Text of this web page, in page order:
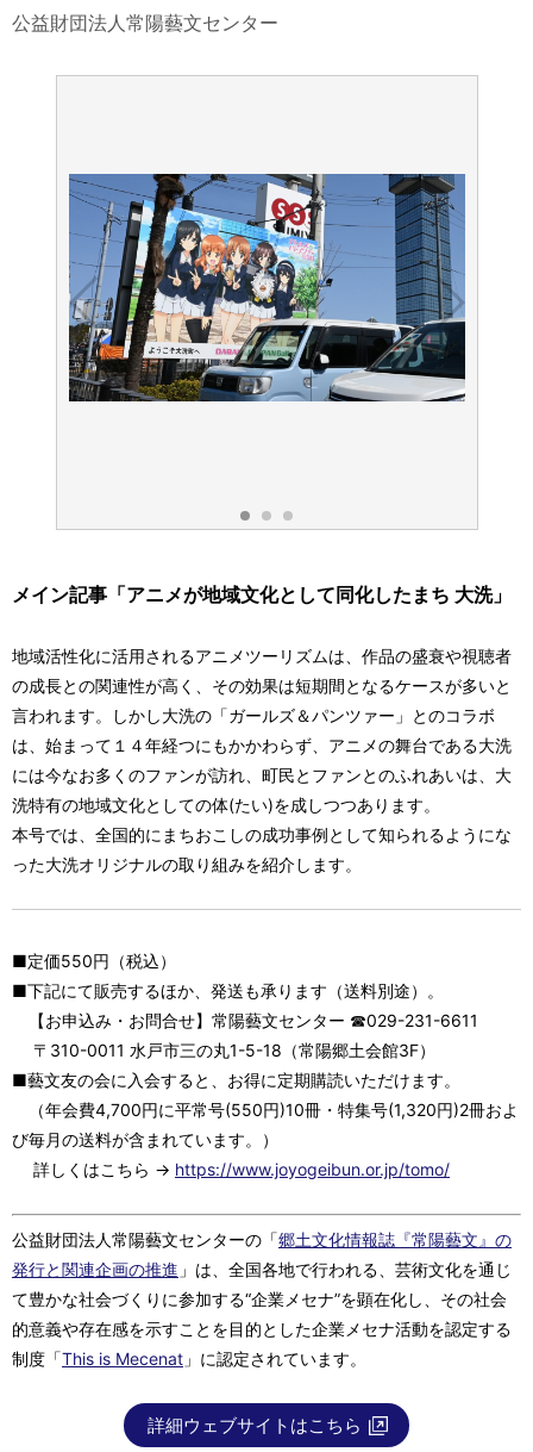
公益財団法人常陽藝文センター
メイン記事「アニメが地域文化として同化したまち 大洗」
地域活性化に活用されるアニメツーリズムは、作品の盛衰や視聴者
の成長との関連性が高く、その効果は短期間となるケースが多いと
言われます。しかし大洗の「ガールズ＆パンツァー」とのコラボ
は、始まって１４年経つにもかかわらず、アニメの舞台である大洗
には今なお多くのファンが訪れ、町民とファンとのふれあいは、大
洗特有の地域文化としての体(たい)を成しつつあります。
本号では、全国的にまちおこしの成功事例として知られるようにな
った大洗オリジナルの取り組みを紹介します。
■定価550円（税込）
■下記にて販売するほか、発送も承ります（送料別途）。
【お申込み・お問合せ】常陽藝文センター ☎029-231-6611
〒310-0011 水戸市三の丸1-5-18（常陽郷土会館3F）
■藝文友の会に入会すると、お得に定期購読いただけます。
（年会費4,700円に平常号(550円)10冊・特集号(1,320円)2冊およ
び毎月の送料が含まれています。）
詳しくはこちら → https://www.joyogeibun.or.jp/tomo/
公益財団法人常陽藝文センターの「郷土文化情報誌『常陽藝文』の
発行と関連企画の推進 」は、全国各地で行われる、芸術文化を通じ
て豊かな社会づくりに参加する“企業メセナ”を顕在化し、その社会
的意義や存在感を示すことを目的とした企業メセナ活動を認定する
制度「This is Mecenat 」に認定されています。
詳細ウェブサイトはこちら